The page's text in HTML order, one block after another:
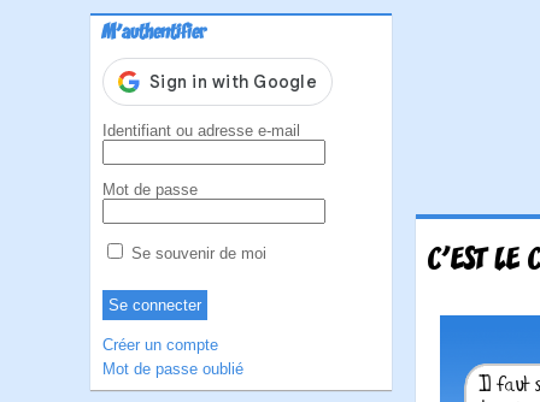
M'authentifier
Identifiant ou adresse e-mail
Mot de passe
Se souvenir de moi
Créer un compte
Mot de passe oublié
C'EST LE